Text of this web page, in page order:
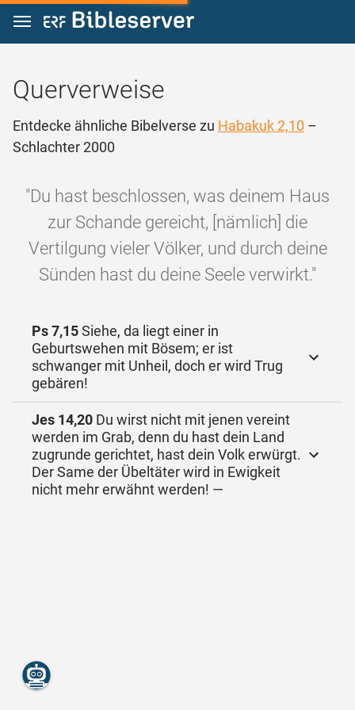
Zum Inhalt springen
Querverweise
Entdecke ähnliche Bibelverse zu Habakuk 2,10 –
Schlachter 2000
"Du hast beschlossen, was deinem Haus
zur Schande gereicht, [nämlich] die
Vertilgung vieler Völker, und durch deine
Sünden hast du deine Seele verwirkt."
Ps 7,15Siehe, da liegt einer in
Geburtswehen mit Bösem; er ist
schwanger mit Unheil, doch er wird Trug
gebären!
Jes 14,20 Du wirst nicht mit jenen vereint
werden im Grab, denn du hast dein Land
zugrunde gerichtet, hast dein Volk erwürgt.
Der Same der Übeltäter wird in Ewigkeit
nicht mehr erwähnt werden! —